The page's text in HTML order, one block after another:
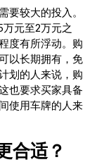
要较大的投入。
元至2万元之
度有所浮动。购
以长期拥有，免
划的人来说，购
也要求买家具备
使用车牌的人来
合适？